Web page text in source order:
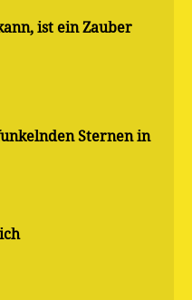
ist ein Zauber
Sternen in